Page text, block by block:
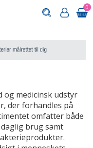
0
og medicinsk udstyr
der forhandles på
omfatter både
brug samt